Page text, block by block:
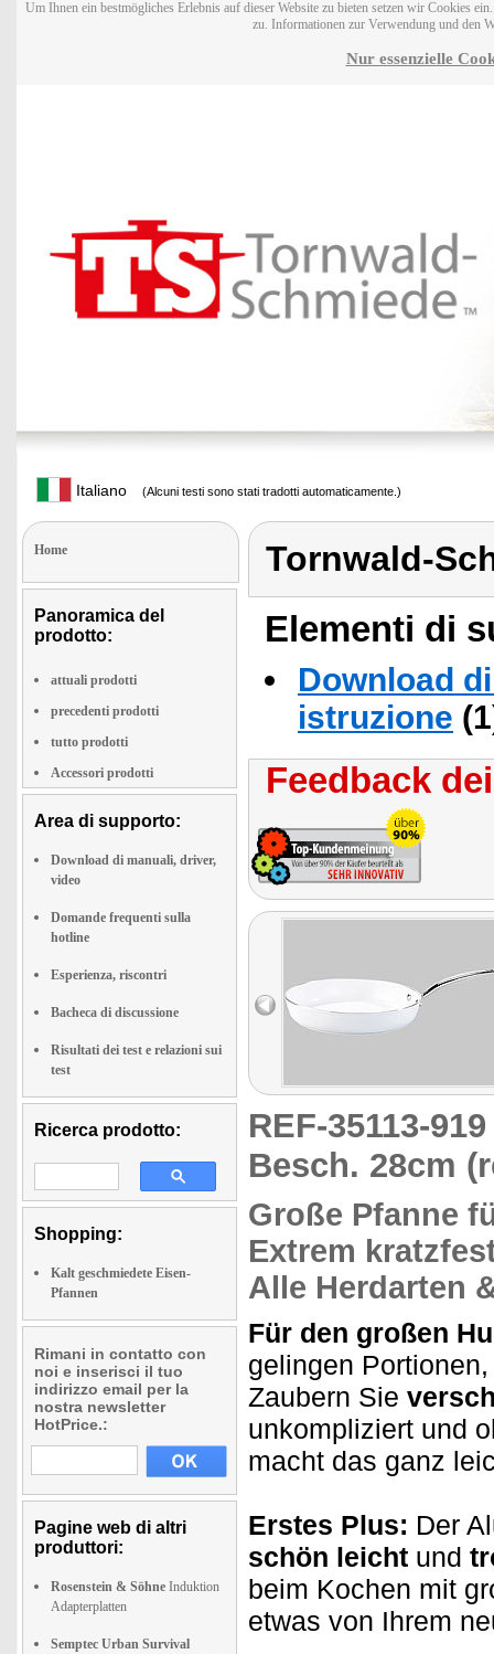
Um Ihnen ein bestmögliches Erlebnis auf dieser Website zu bieten setzen wir Cookies
zu. Informationen zur Verwendung und den
Nur essenzielle
Italiano (Alcuni testi sono stati tradotti automaticamente.)
Home
Panoramica del
prodotto:
attuali prodotti
precedenti prodotti
tutto prodotti
Accessori prodotti
Area di supporto:
Download di manuali, driver,
video
Domande frequenti sulla
hotline
Esperienza, riscontri
Bacheca di discussione
Risultati dei test e relazioni sui
test
Ricerca prodotto:
Shopping:
Kalt geschmiedete Eisen-
Pfannen
Rimani in contatto con
noi e inserisci il tuo
indirizzo email per la
nostra newsletter
HotPrice.:
Pagine web di altri
produttori:
Rosenstein & Söhne Induktion
Adapterplatten
Semptec Urban Survival
Tornwald-
Elementi di
Download
istruzione
Feedback
REF-35113-
Besch. 28cm
Große Pfanne
Extrem
Alle Herdarten
Für den großen
gelingen
Zaubern Sie
unkompliziert und
macht das ganz
Erstes Plus: Der
schön leicht und
beim Kochen mit
etwas von Ihrem